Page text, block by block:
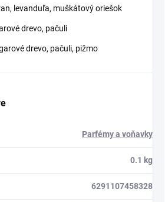
levanduľa, muškátový oriešok
drevo, pačuli
drevo, pačuli, pižmo
Parfémy a voňavky
0.1 kg
6291107458328